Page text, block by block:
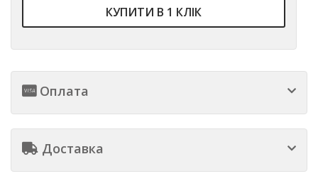
КУПИТИ В 1 КЛІК
Оплата
Доставка